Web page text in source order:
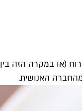
סינרגטי בין חומר
מהחברה האנושית.